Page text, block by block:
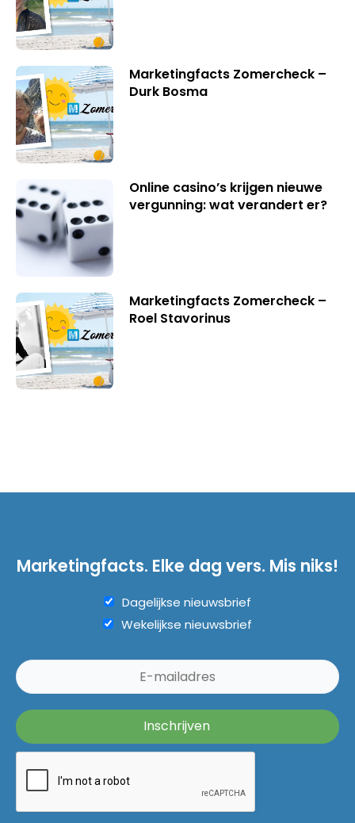
Marketingfacts Zomercheck –
Durk Bosma
Online casino’s krijgen nieuwe
vergunning: wat verandert er?
Marketingfacts Zomercheck –
Roel Stavorinus
Marketingfacts. Elke dag vers. Mis niks!
Dagelijkse nieuwsbrief
Wekelijkse nieuwsbrief